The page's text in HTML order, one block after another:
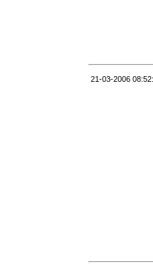
21-03-2006